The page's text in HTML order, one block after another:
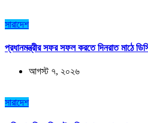
সারাদেশ
প্রধানমন্ত্রীর সফর সফল করতে দিনরাত মাঠে
আগস্ট ৭, ২০২৬
সারাদেশ